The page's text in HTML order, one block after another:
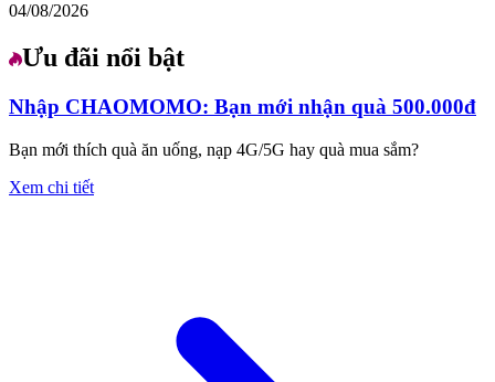
04/08/2026
Ưu đãi nổi bật
Nhập CHAOMOMO: Bạn mới nhận quà 500.000đ
Bạn mới thích quà ăn uống, nạp 4G/5G hay quà mua sắm?
Xem chi tiết